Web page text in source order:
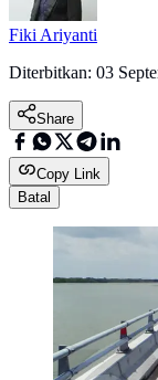
Fiki Ariyanti
Diterbitkan: 03
Share
Copy Link
Batal